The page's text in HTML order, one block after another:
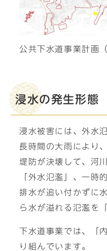
公共下水道事業計画
浸水の発生形態
浸水被害には、外水
長時間の大雨により
堤防が決壊して、河
「外水氾濫」、一時
排水が追い付かずに
ら水が溢れる氾濫を
下水道事業では、「
り組んでいます。